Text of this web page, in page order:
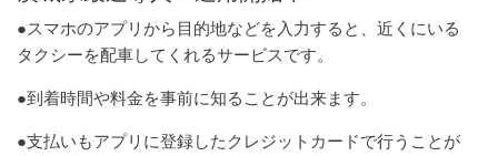
●スマホのアプリから目的地などを入力すると、近くにいる
タクシーを配車してくれるサービスです。
●到着時間や料金を事前に知ることが出来ます。
●支払いもアプリに登録したクレジットカードで行うことが